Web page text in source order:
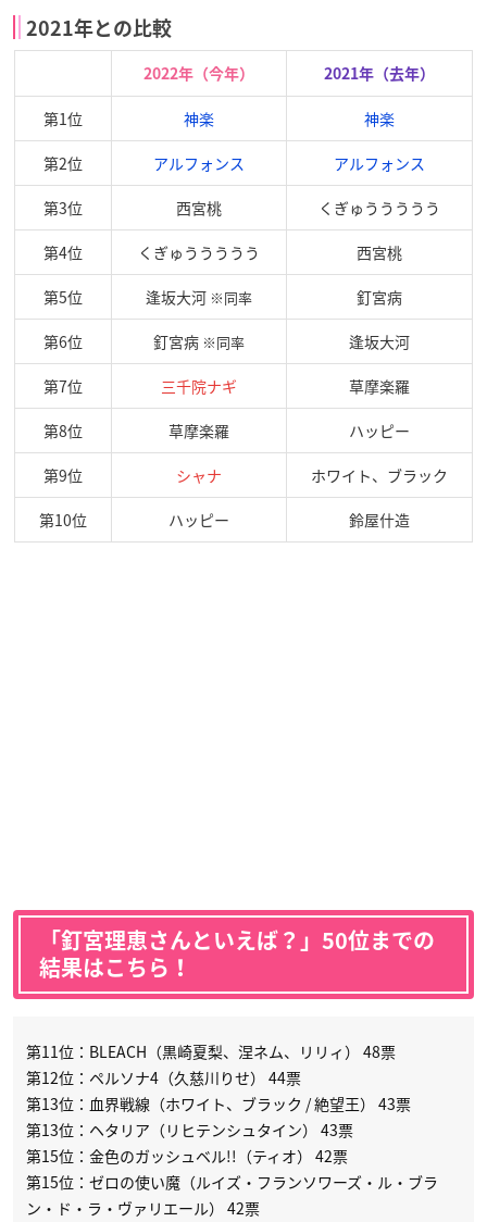
2021年との比較
2022年（今年） 2021年（去年）
第1位 神楽 神楽
第2位 アルフォンス アルフォンス
第3位 西宮桃 くぎゅううううう
第4位 くぎゅううううう 西宮桃
第5位 逢坂大河 ※同率 釘宮病
第6位 釘宮病 ※同率 逢坂大河
第7位 三千院ナギ 草摩楽羅
第8位 草摩楽羅 ハッピー
第9位 シャナ ホワイト、ブラック
第10位 ハッピー 鈴屋什造
「釘宮理恵さんといえば？」50位までの
結果はこちら！
第11位：BLEACH（黒崎夏梨、涅ネム、リリィ） 48票
第12位：ペルソナ4（久慈川りせ） 44票
第13位：血界戦線（ホワイト、ブラック / 絶望王） 43票
第13位：ヘタリア（リヒテンシュタイン） 43票
第15位：金色のガッシュベル!!（ティオ） 42票
第15位：ゼロの使い魔（ルイズ・フランソワーズ・ル・ブラ
ン・ド・ラ・ヴァリエール） 42票